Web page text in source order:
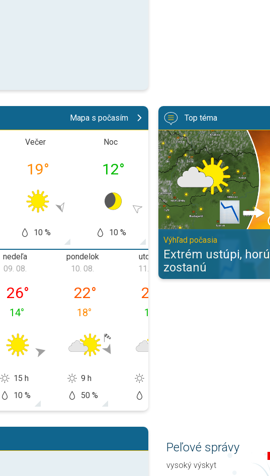
Mapa s počasím
Večer
19°
10 %
Noc
12°
10 %
Doobeda
18°
0 %
24
5
nedeľa
nedeľa 09. 08.
09. 08.
26°
14°
15 h
10 %
pondelok
pondelok 10. 08.
10. 08.
22°
18°
9 h
50 %
utorok
utorok 11. 08.
11. 08.
23
14
streda
Top téma
Extrém ustúpi, horúčavy
Výhľad počasia
Extrém ustúpi,
zostanú
Peľové správy
vysoký výskyt